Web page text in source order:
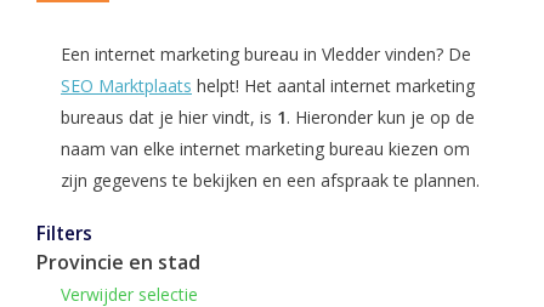
Een internet marketing bureau in Vledder vinden? De
SEO Marktplaats helpt! Het aantal internet marketing
bureaus dat je hier vindt, is 1. Hieronder kun je op de
naam van elke internet marketing bureau kiezen om
zijn gegevens te bekijken en een afspraak te plannen.
Filters
Provincie en stad
Verwijder selectie